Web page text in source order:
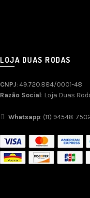
LOJA DUAS RODAS
CNPJ: 49.720.884/0001-48
Razão Social: Loja Duas
Whatsapp: (11) 94548-